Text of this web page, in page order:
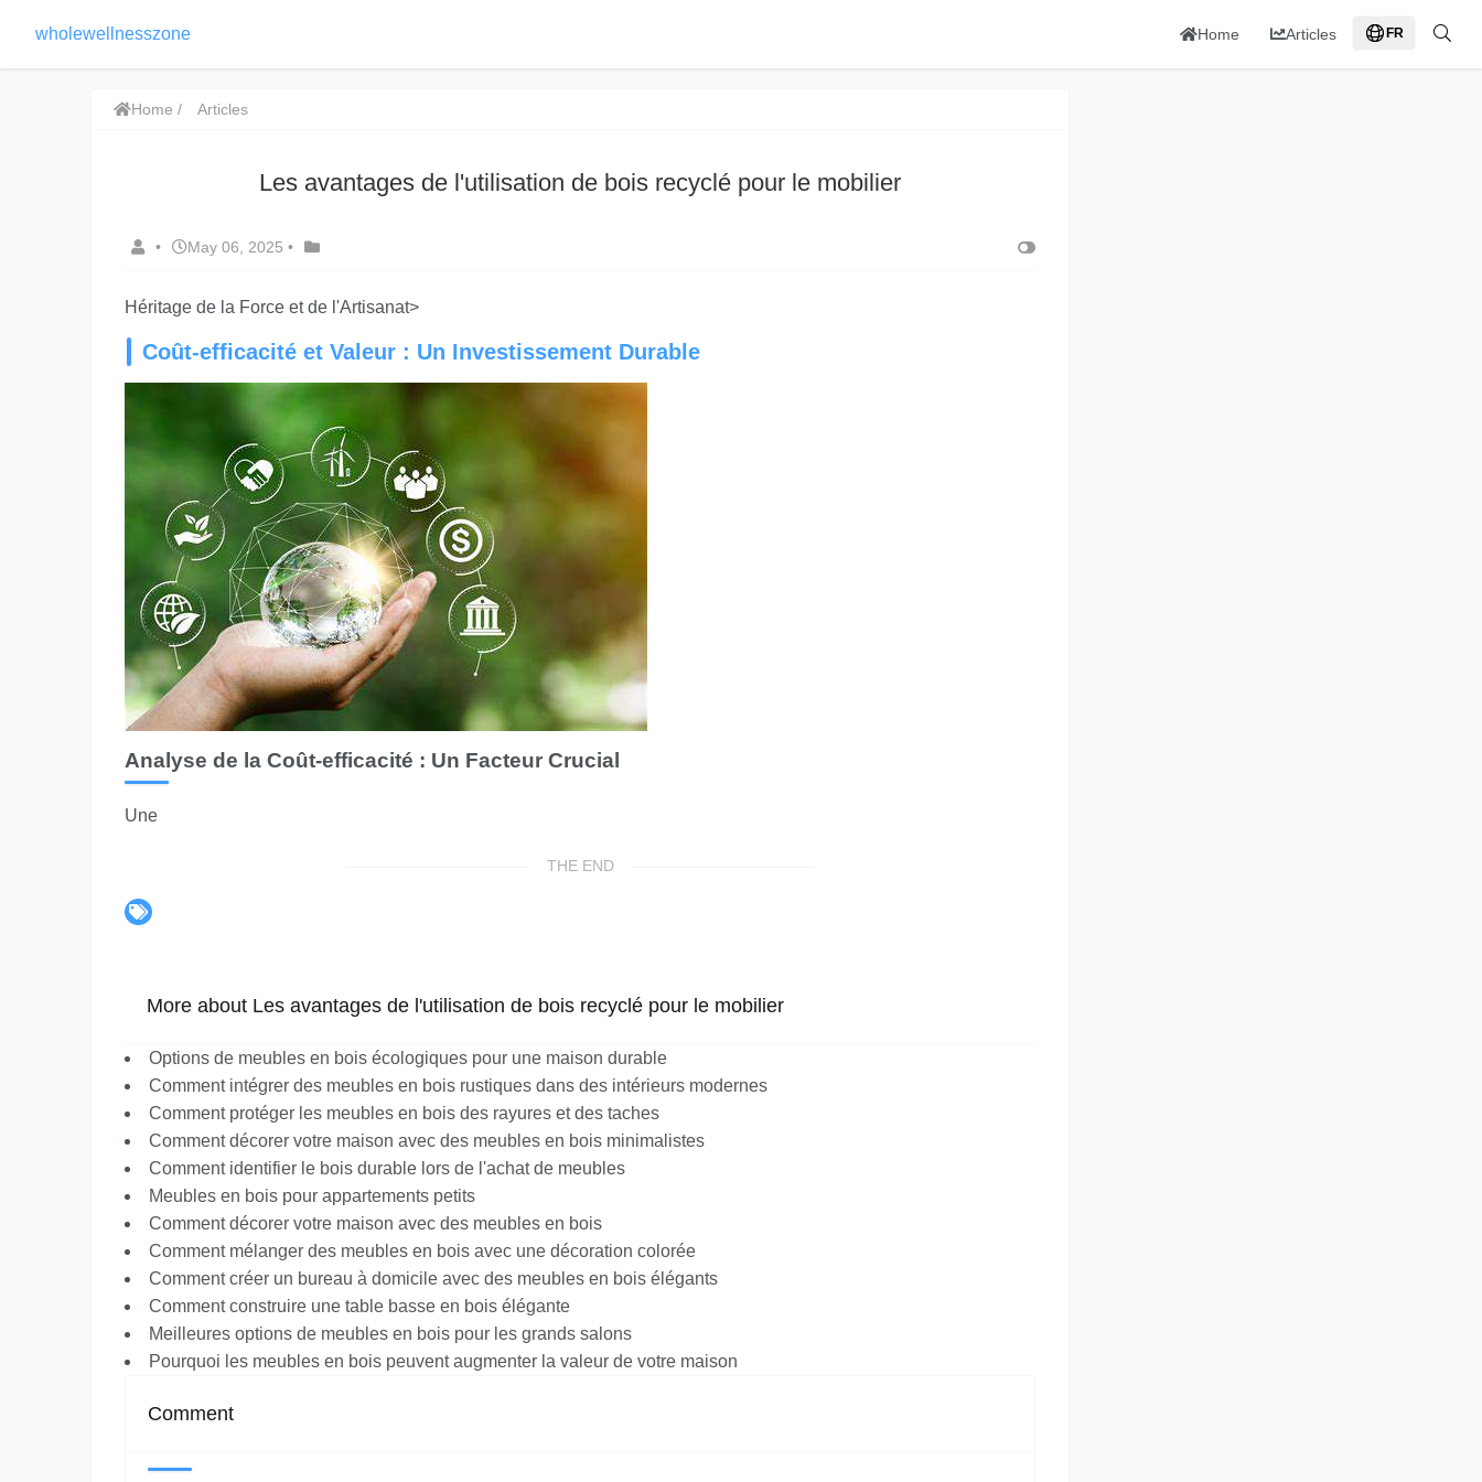
wholewellnesszone Home Articles FR
Home Articles
Les avantages de l'utilisation de bois recyclé pour le mobilier
• May 06, 2025 •
Héritage de la Force et de l'Artisanat>
Coût-efficacité et Valeur : Un Investissement Durable
Analyse de la Coût-efficacité : Un Facteur Crucial
Une
THE END
More about Les avantages de l'utilisation de bois recyclé pour le mobilier
Options de meubles en bois écologiques pour une maison durable
Comment intégrer des meubles en bois rustiques dans des intérieurs modernes
Comment protéger les meubles en bois des rayures et des taches
Comment décorer votre maison avec des meubles en bois minimalistes
Comment identifier le bois durable lors de l'achat de meubles
Meubles en bois pour appartements petits
Comment décorer votre maison avec des meubles en bois
Comment mélanger des meubles en bois avec une décoration colorée
Comment créer un bureau à domicile avec des meubles en bois élégants
Comment construire une table basse en bois élégante
Meilleures options de meubles en bois pour les grands salons
Pourquoi les meubles en bois peuvent augmenter la valeur de votre maison
Comment